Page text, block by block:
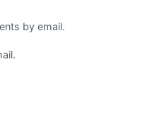
by email.